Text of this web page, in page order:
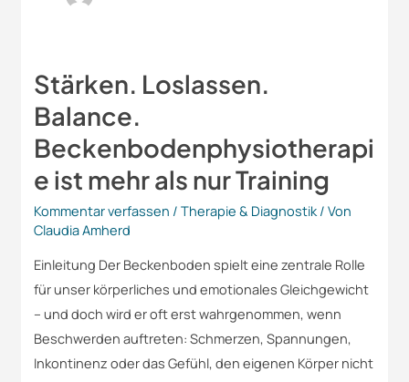
Stärken. Loslassen.
Balance.
Beckenbodenphysiotherapi
e ist mehr als nur Training
Kommentar verfassen /Therapie & Diagnostik / Von
Claudia Amherd
Einleitung Der Beckenboden spielt eine zentrale Rolle
für unser körperliches und emotionales Gleichgewicht
– und doch wird er oft erst wahrgenommen, wenn
Beschwerden auftreten: Schmerzen, Spannungen,
Inkontinenz oder das Gefühl, den eigenen Körper nicht
Stärken.
Loslassen.
Balance.
Beckenbodenphysiotherapie
ist
mehr
als
Training